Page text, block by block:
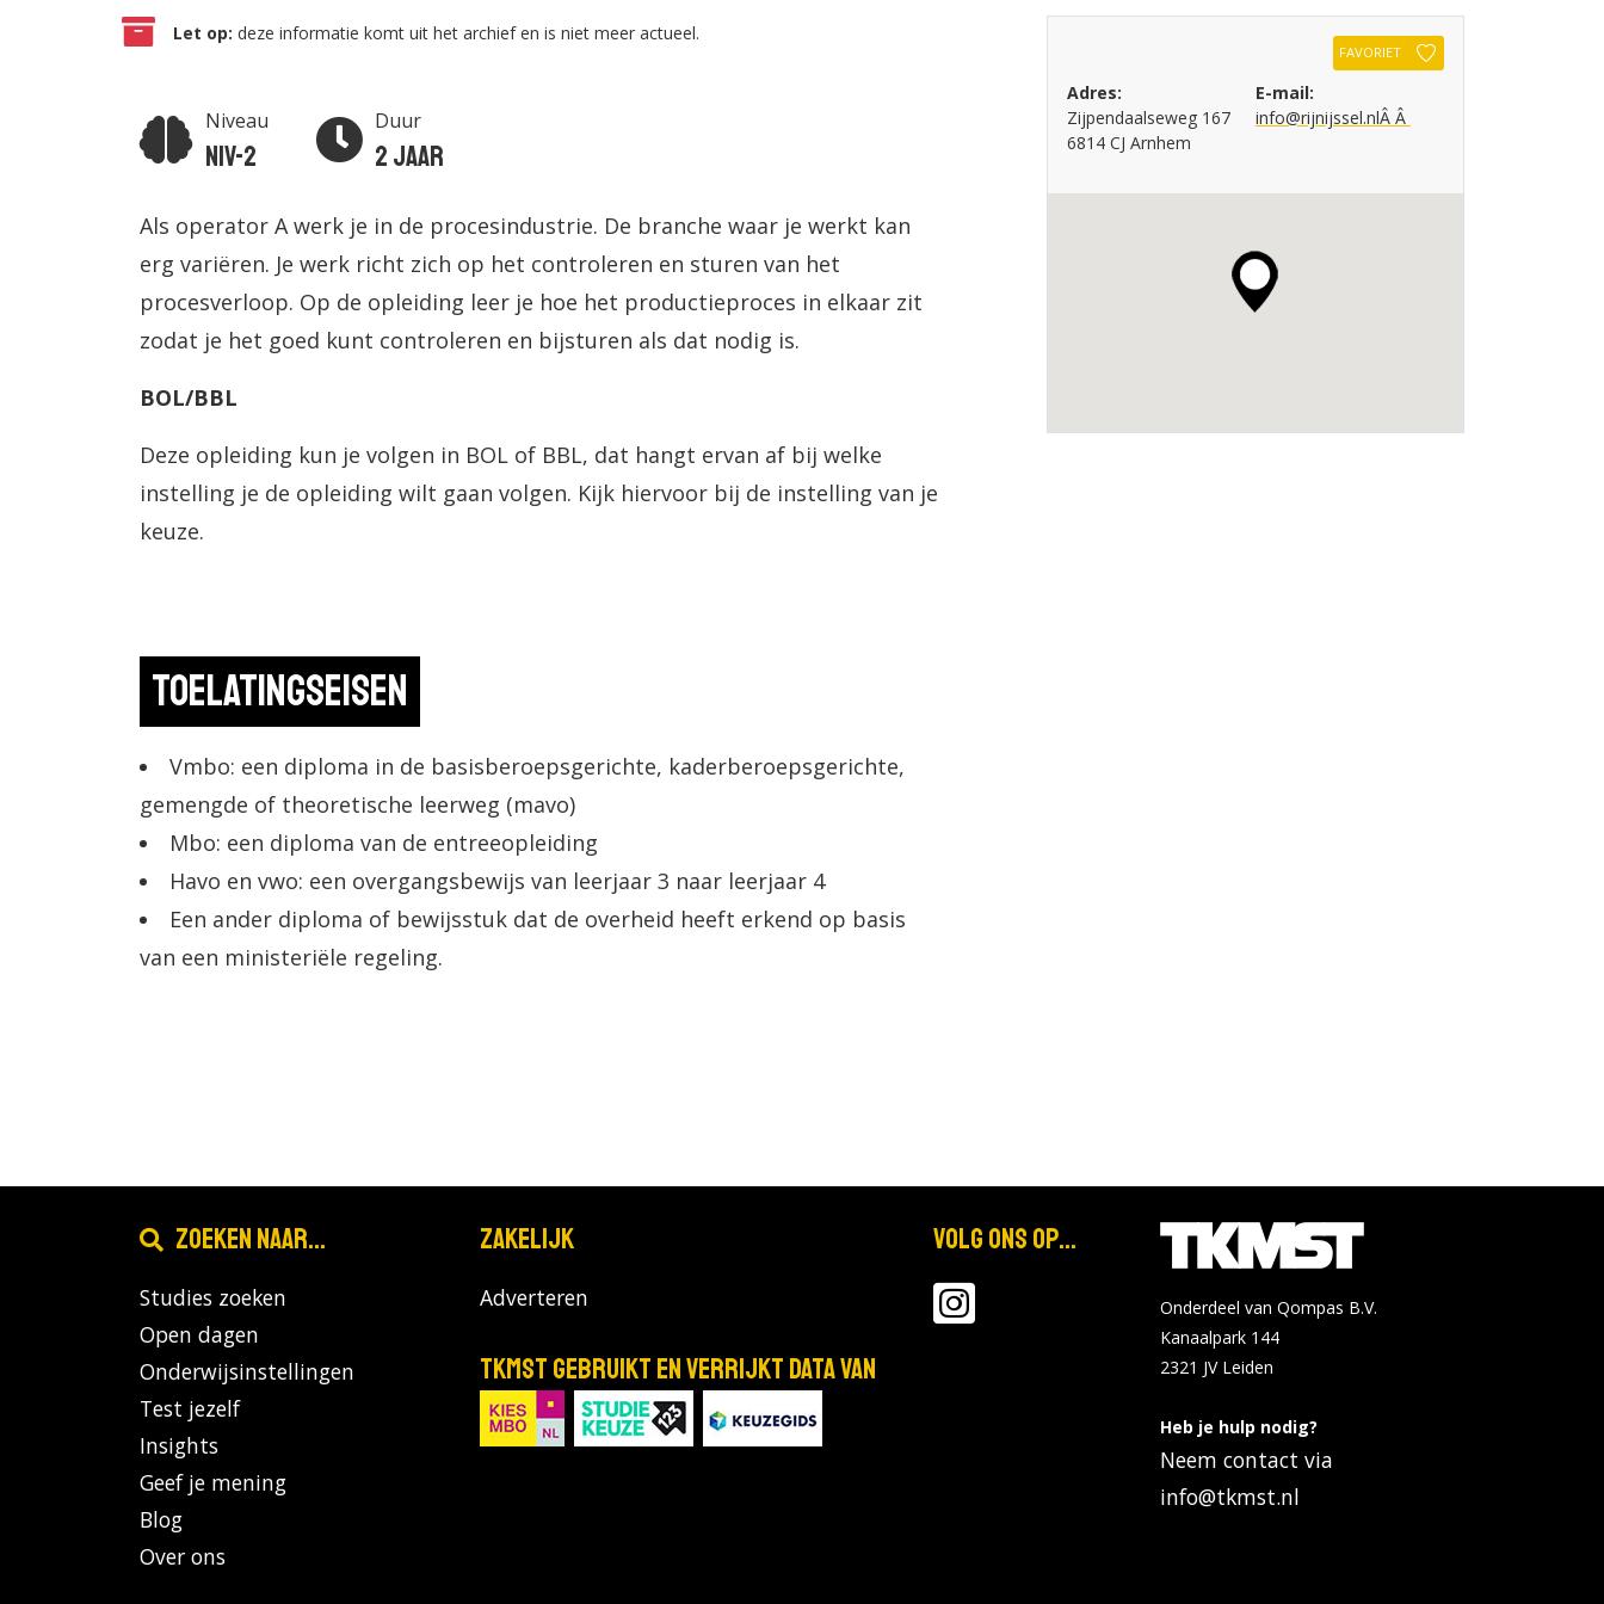
Let op: deze informatie komt uit het archief en is niet meer actueel.
Niveau
Niv-2
Duur
2 jaar
Als operator A werk je in de procesindustrie. De branche waar je werkt kan
erg variëren. Je werk richt zich op het controleren en sturen van het
procesverloop. Op de opleiding leer je hoe het productieproces in elkaar zit
zodat je het goed kunt controleren en bijsturen als dat nodig is.
BOL/BBL
Deze opleiding kun je volgen in BOL of BBL, dat hangt ervan af bij welke
instelling je de opleiding wilt gaan volgen. Kijk hiervoor bij de instelling van je
keuze.
Toelatingseisen
Vmbo: een diploma in de basisberoepsgerichte, kaderberoepsgerichte,
gemengde of theoretische leerweg (mavo)
Mbo: een diploma van de entreeopleiding
Havo en vwo: een overgangsbewijs van leerjaar 3 naar leerjaar 4
Een ander diploma of bewijsstuk dat de overheid heeft erkend op basis
van een ministeriële regeling.
FAVORIET
Adres:
Zijpendaalseweg 167
6814 CJ Arnhem
E-mail:
info@rijnijssel.nlÂ Â
Zoeken naar...
Studies zoeken
Open dagen
Onderwijsinstellingen
Test jezelf
Insights
Geef je mening
Blog
Over ons
Zakelijk
Adverteren
TKMST gebruikt en verrijkt data van
Volg ons op...
Onderdeel van Qompas B.V.
Kanaalpark 144
2321 JV Leiden
Heb je hulp nodig?
Neem contact via
info@tkmst.nl